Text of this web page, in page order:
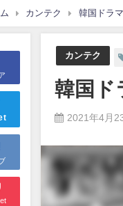
カンテク 韓国ドラ
カンテク
韓国ド
2021年4月